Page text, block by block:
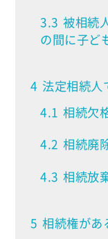
3.3 被相続
の間に子ど
4 法定相続人
4.1 相続欠
4.2 相続廃
4.3 相続放
5 相続権があ